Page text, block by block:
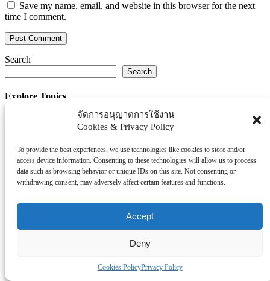
จัดการอนุญาตการใช้งาน
Cookies & Privacy Policy
To provide the best experiences, we use technologies like cookies to store and/or
access device information. Consenting to these technologies will allow us to process
data such as browsing behavior or unique IDs on this site. Not consenting or
withdrawing consent, may adversely affect certain features and functions.
Accept
Deny
Cookies PolicyPrivacy Policy
Save my name, email, and website in this browser for the next
time I comment.
Search
Search
Explore Topics
Thaiworldtoday
Uncategorized
ธุรกิจ/ประกัน/การเงิน
บันเทิง/กีฬา
ภาครัฐ/ราชการ
ยานยนต์
โรงแรม/ท่องเที่ยว/อาหาร
Tag Clouds